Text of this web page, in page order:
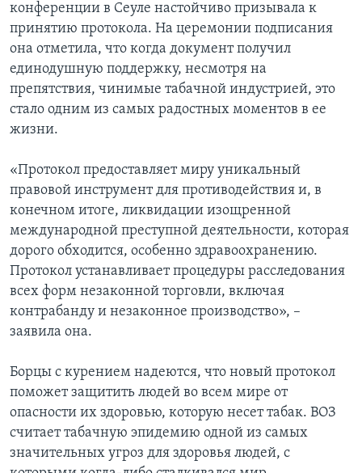
конференции в Сеуле настойчиво призывала к
принятию протокола. На церемонии подписания
она отметила, что когда документ получил
единодушную поддержку, несмотря на
препятствия, чинимые табачной индустрией, это
стало одним из самых радостных моментов в ее
жизни.
«Протокол предоставляет миру уникальный
правовой инструмент для противодействия и, в
конечном итоге, ликвидации изощренной
международной преступной деятельности, которая
дорого обходится, особенно здравоохранению.
Протокол устанавливает процедуры расследования
всех форм незаконной торговли, включая
контрабанду и незаконное производство», –
заявила она.
Борцы с курением надеются, что новый протокол
поможет защитить людей во всем мире от
опасности их здоровью, которую несет табак. ВОЗ
считает табачную эпидемию одной из самых
значительных угроз для здоровья людей, с